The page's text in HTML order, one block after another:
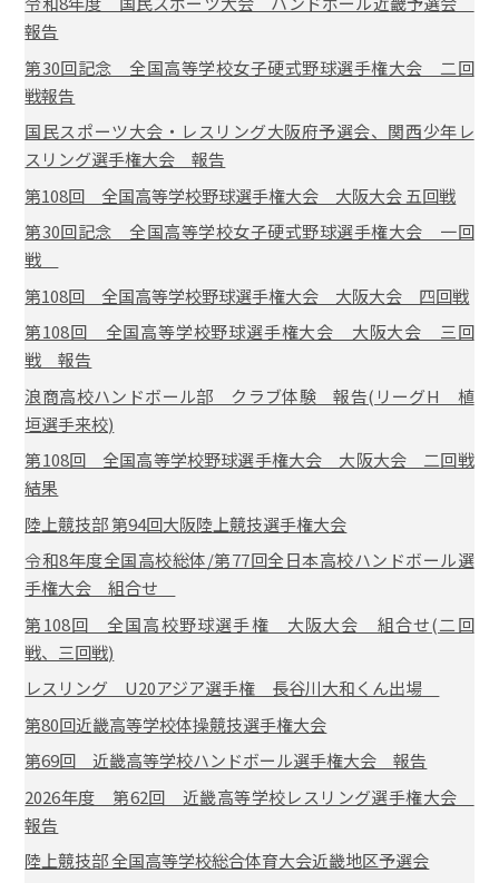
報告
第30回記念 全国高等学校女子硬式野球選手権大会 二回
戦報告
国民スポーツ大会・レスリング大阪府予選会、関西少年レ
スリング選手権大会 報告
第108回 全国高等学校野球選手権大会 大阪大会 五回戦
第30回記念 全国高等学校女子硬式野球選手権大会 一回
戦
第108回 全国高等学校野球選手権大会 大阪大会 四回戦
第108回 全国高等学校野球選手権大会 大阪大会 三回
戦 報告
浪商高校ハンドボール部 クラブ体験 報告(リーグH 植
垣選手来校)
第108回 全国高等学校野球選手権大会 大阪大会 二回戦
結果
陸上競技部 第94回大阪陸上競技選手権大会
令和8年度全国高校総体/第77回全日本高校ハンドボール選
手権大会 組合せ
第108回 全国高校野球選手権 大阪大会 組合せ(二回
戦、三回戦)
レスリング U20アジア選手権 長谷川大和くん出場
第80回近畿高等学校体操競技選手権大会
第69回 近畿高等学校ハンドボール選手権大会 報告
2026年度 第62回 近畿高等学校レスリング選手権大会
報告
陸上競技部 全国高等学校総合体育大会近畿地区予選会